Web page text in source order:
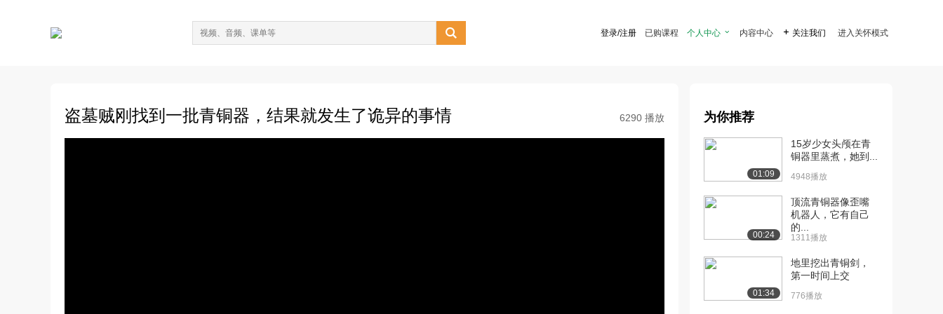
 登录/注册 已购课程 个人中心  内容中心  关注我们 进入关怀模式
盗墓贼刚找到一批青铜器，结果就发生了诡异的事情 6290 播放 为你推荐
01:09
15岁少女头颅在青
铜器里蒸煮，她到...
4948播放
00:24
顶流青铜器像歪嘴
机器人，它有自己
的...
1311播放
01:34
地里挖出青铜剑，
第一时间上交
776播放